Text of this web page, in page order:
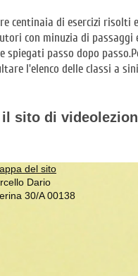
centinaia di esercizi risolti
con minuzia di passaggi
spiegati passo dopo
l'elenco delle classi a
sito di
del sito
Dario
30/A 00138